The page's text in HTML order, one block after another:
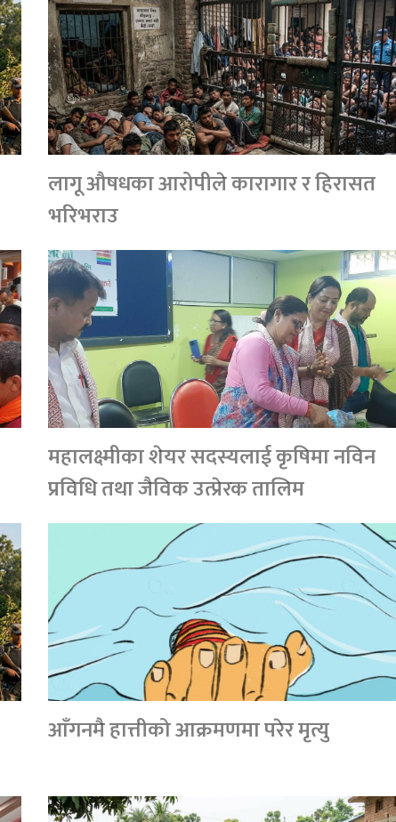
लागू औषधका आरोपीले कारागार र हिरासत
भरिभराउ
महालक्ष्मीका शेयर सदस्यलाई कृषिमा नविन
प्रविधि तथा जैविक उत्प्रेरक तालिम
आँगनमै हात्तीको आक्रमणमा परेर मृत्यु